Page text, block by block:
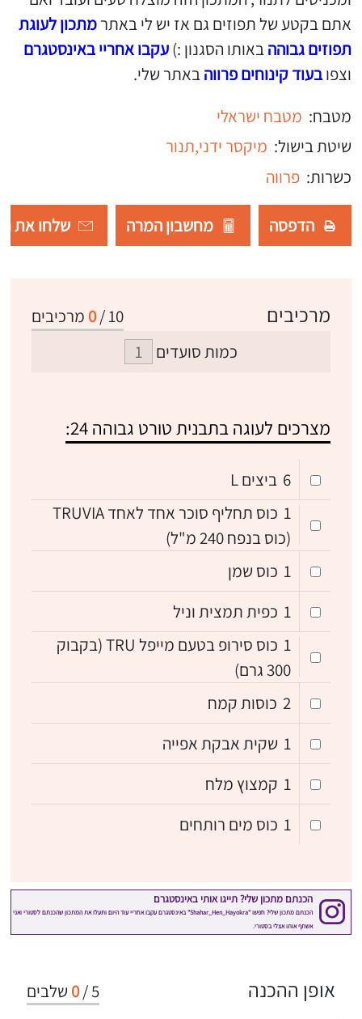
אתם בקטע של תפוזים גם אז יש לי באתרמתכון לעוגת
תפוזים גבוההבאותו הסגנון :)עקבו אחריי באינסטגרם
וצפובעוד קינוחים פרווהבאתר שלי.
מטבח: מטבח ישראלי
שיטת בישול: מיקסר ידני,תנור
כשרות: פרווה
הדפסה מחשבון המרה שלחו את
10
/
0 מרכיבים מרכיבים
כמות סועדים
מצרכים לעוגה בתבנית טורט גבוהה 24:
6 ביצים L
1
כוס תחליף סוכר אחד לאחד TRUVIA
(כוס בנפח 240 מ"ל)
1 כוס שמן
1 כפית תמצית וניל
1
כוס סירופ בטעם מייפל TRU (בקבוק
300 גרם)
2 כוסות קמח
1 שקית אבקת אפייה
1 קמצוץ מלח
1 כוס מים רותחים
5
/
0 שלבים אופן ההכנה